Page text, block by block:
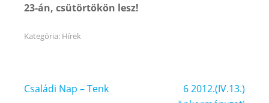
23-án, csütörtökön lesz!
Kategória: Hírek
Bejegyzés
Családi Nap – Tenk
6 2012.(IV.13.)